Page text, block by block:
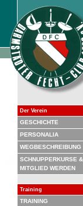
Der Verein
GESCHICHTE
PERSONALIA
WEGBESCHREIBUNG
SCHNUPPERKURSE &
MITGLIED WERDEN
Training
TRAINING